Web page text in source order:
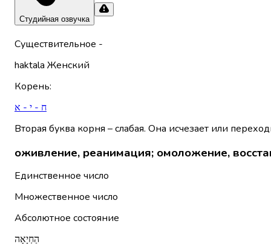
Студийная озвучка
Существительное -
haktala Женский
Корень:
ח - י - א
Вторая буква корня – слабая. Она исчезает или
оживление, реанимация; омоложение,
Единственное число
Множественное число
Абсолютное состояние
הַחְיָאָה